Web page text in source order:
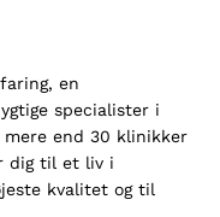
en
specialister i
end 30 klinikker
dig til et liv i
kvalitet og til